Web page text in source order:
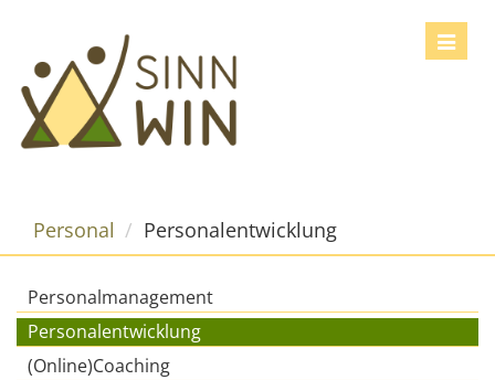
Toggle
Personal Personalentwicklung
Personalmanagement
Personalentwicklung
(Online)Coaching